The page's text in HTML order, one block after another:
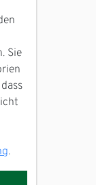
Sie
.